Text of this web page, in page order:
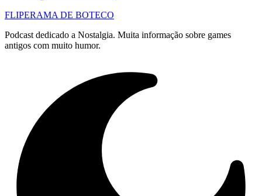
FLIPERAMA DE BOTECO
Podcast dedicado a Nostalgia. Muita informação sobre games
antigos com muito humor.